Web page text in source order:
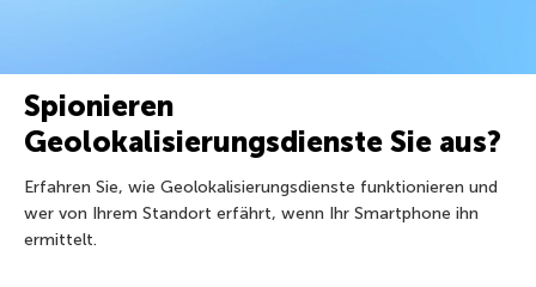
Spionieren
Geolokalisierungsdienste Sie aus?
Erfahren Sie, wie Geolokalisierungsdienste funktionieren und
wer von Ihrem Standort erfährt, wenn Ihr Smartphone ihn
ermittelt.